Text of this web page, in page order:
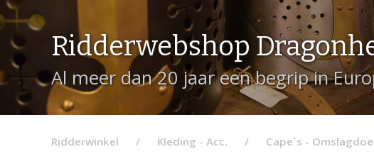
Ridderwebshop
Al meer dan 20 jaar een begrip in
Ridderwinkel Kleding - Acc. Cape`s -